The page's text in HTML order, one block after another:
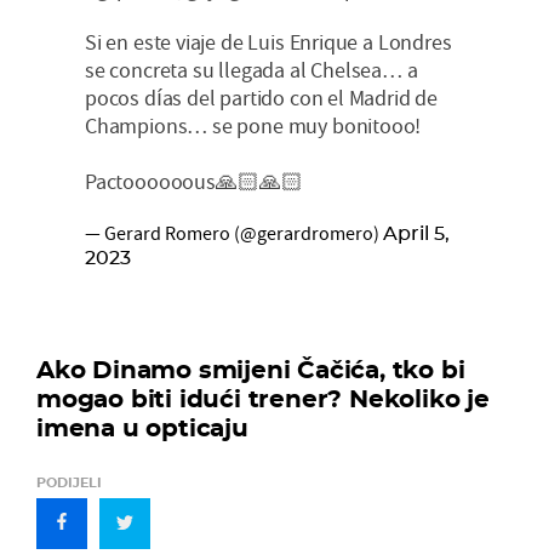
Si en este viaje de Luis Enrique a Londres
se concreta su llegada al Chelsea… a
pocos días del partido con el Madrid de
Champions… se pone muy bonitooo!
Pactoooooous🙏🏻🙏🏻
— Gerard Romero (@gerardromero) April 5,
2023
Ako Dinamo smijeni Čačića, tko bi
mogao biti idući trener? Nekoliko je
imena u opticaju
PODIJELI